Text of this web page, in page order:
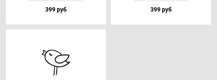
399 руб 399 руб